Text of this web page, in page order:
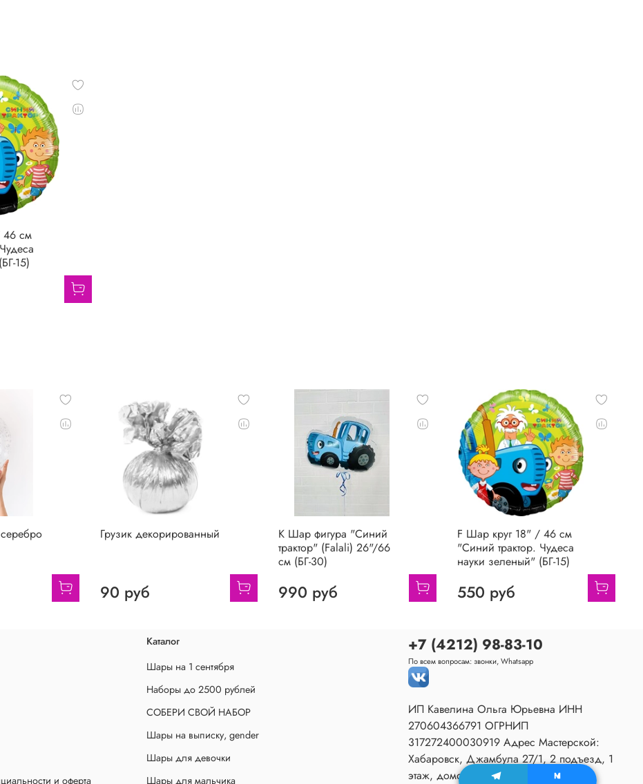
46 см
15)
Грузик декорированный
90 руб
К Шар фигура "Синий
трактор" (Falali) 26"/66
см (БГ-30)
990 руб
F Шар круг 18" / 46 см
"Синий трактор. Чудеса
науки зеленый" (БГ-15)
550 руб
и оферта
Каталог
Шары на 1 сентября
Наборы до 2500 рублей
СОБЕРИ СВОЙ НАБОР
Шары на выписку, gender
Шары для девочки
Шары для мальчика
+7 (4212) 98-83-10
По всем вопросам: звонки, Whatsapp
ИП Кавелина Ольга Юрьевна ИНН
270604366791 ОГРНИП
317272400030919 Адрес Мастерской:
Хабаровск, Джамбула 27/1, 2 подъезд, 1
этаж, домофон 80.